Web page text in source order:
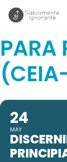
PARA
24
MAY